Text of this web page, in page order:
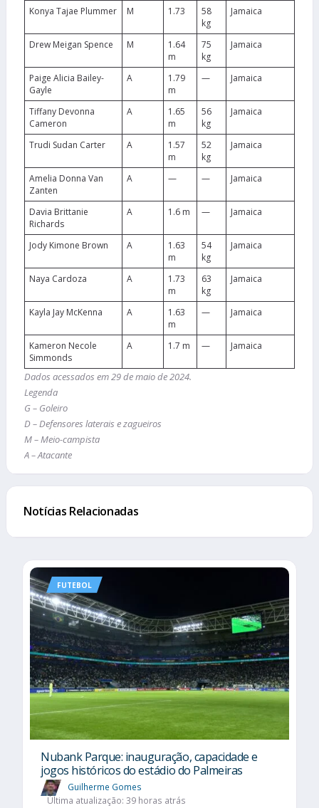
Konya Tajae Plummer M 1.73
58
kg
Jamaica
Drew Meigan Spence M
1.64
m
75
kg
Jamaica
Paige Alicia Bailey-
Gayle
A
1.79
m
— Jamaica
Tiffany Devonna
Cameron
A
1.65
m
56
kg
Jamaica
Trudi Sudan Carter A
1.57
m
52
kg
Jamaica
Amelia Donna Van
Zanten
A — — Jamaica
Davia Brittanie
Richards
A 1.6 m — Jamaica
Jody Kimone Brown A
1.63
m
54
kg
Jamaica
Naya Cardoza A
1.73
m
63
kg
Jamaica
Kayla Jay McKenna A
1.63
m
— Jamaica
Kameron Necole
Simmonds
A 1.7 m — Jamaica
Dados acessados em 29 de maio de 2024.
Legenda
G – Goleiro
D – Defensores laterais e zagueiros
M – Meio-campista
A – Atacante
Notícias Relacionadas
FUTEBOL
Nubank Parque: inauguração, capacidade e
jogos históricos do estádio do Palmeiras
Guilherme Gomes
Última atualização: 39 horas atrás